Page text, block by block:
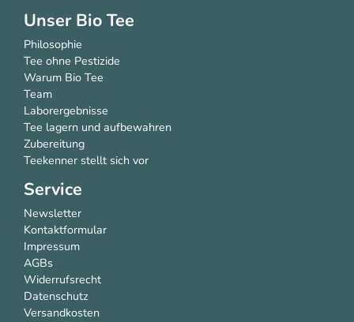
Unser Bio Tee
Philosophie
Tee ohne Pestizide
Warum Bio Tee
Team
Laborergebnisse
Tee lagern und aufbewahren
Zubereitung
Teekenner stellt sich vor
Service
Newsletter
Kontaktformular
Impressum
AGBs
Widerrufsrecht
Datenschutz
Versandkosten